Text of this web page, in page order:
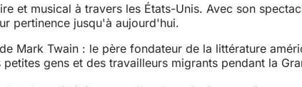
et musical à travers les États-Unis. Avec son
pertinence jusqu'à aujourd'hui.
Mark Twain : le père fondateur de la littérature
gens et des travailleurs migrants pendant la